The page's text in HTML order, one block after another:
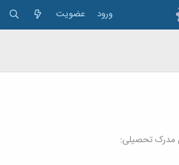
ورود عضویت
مدرک تحصیلی